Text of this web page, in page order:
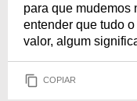
para que mudemos
entender que tudo
valor, algum
COPIAR